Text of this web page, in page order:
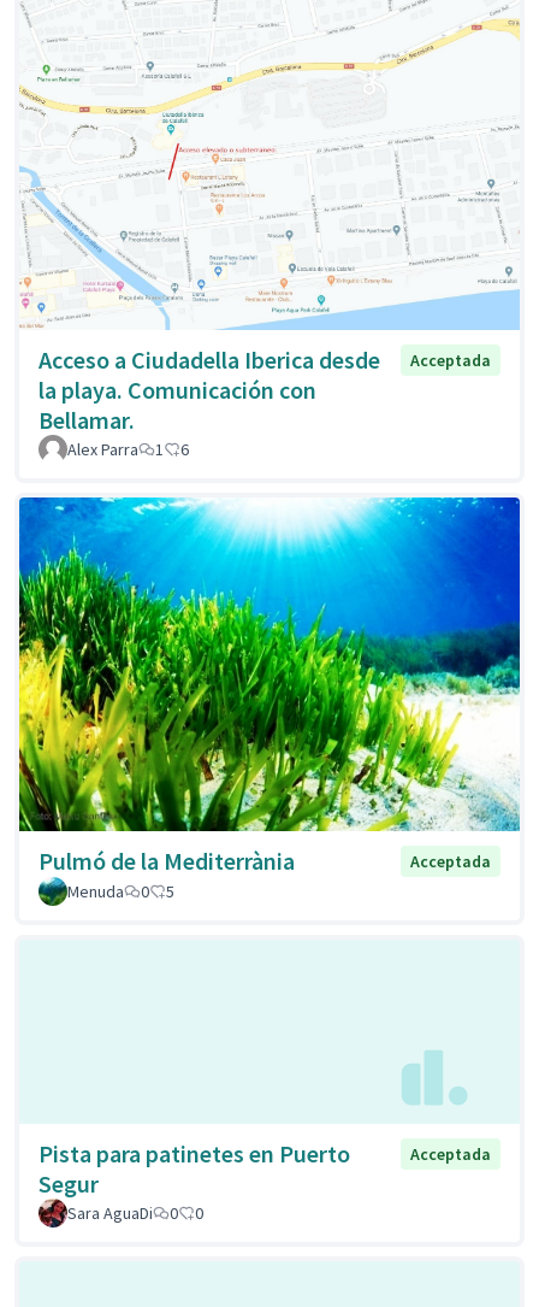
Acceso a Ciudadella Iberica desde
la playa. Comunicación con
Bellamar.
Acceptada
Alex Parra 1 6
Pulmó de la Mediterrània
Acceptada
Menuda
0 5
Pista para patinetes en Puerto
Segur
Acceptada
Sara AguaDi 0 0